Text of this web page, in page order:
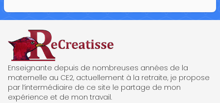
ReCreatisse
Enseignante depuis de nombreuses années de la
maternelle au CE2, actuellement à la retraite, je propose
par l’intermédiaire de ce site le partage de mon
expérience et de mon travail.